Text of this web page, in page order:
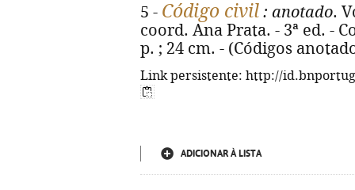
5 - Código civil : anotado.
coord. Ana Prata. - 3ª ed. -
p. ; 24 cm. - (Códigos
Link persistente: http://
ADICIONAR À LISTA